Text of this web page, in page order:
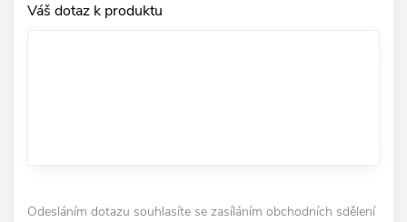
Váš dotaz k produktu
Odesláním dotazu souhlasíte se zasíláním obchodních sdělení